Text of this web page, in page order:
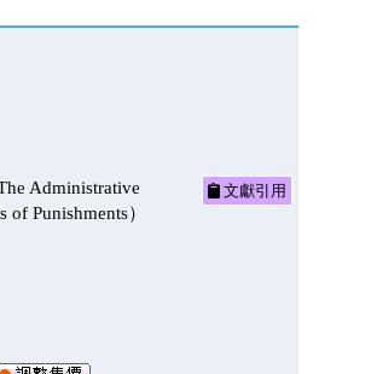
Administrative
Punishments）
文獻引用